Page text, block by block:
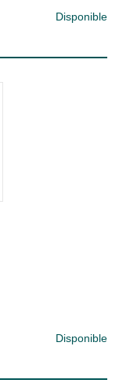
Disponible
Disponible